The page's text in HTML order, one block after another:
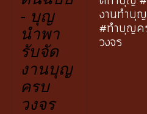
- บุญ
นำพา
รับจัด
งานบุญ
ครบ
วงจร
งานทำบุญ
#ทำบุญค
วงจร